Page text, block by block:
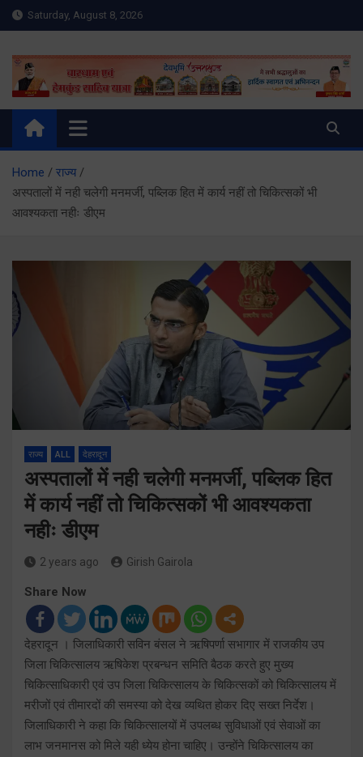
Skip
to
Saturday, August 8, 2026
Meru Raibar | Uttarakhand
News | Uttarkashi News
meruraibar.com
Home
राज्य
अस्पतालों में नही चलेगी मनमर्जी, पब्लिक हित में कार्य नहीं तो चिकित्सकों भी
आवश्यकता नहीः डीएम
राज्य ALL देहरादून
अस्पतालों में नही चलेगी मनमर्जी, पब्लिक हित
में कार्य नहीं तो चिकित्सकों भी आवश्यकता
नहीः डीएम
2 years ago Girish Gairola
Share Now
देहरादून । जिलाधिकारी सविन बंसल ने ऋषिपर्णा सभागार में राजकीय उप
जिला चिकित्सालय ऋषिकेश प्रबन्धन समिति बैठक करते हुए मुख्य
चिकित्साधिकारी एवं उप जिला चिकित्सालय के चिकित्सकों को चिकित्सालय में
मरीजों एवं तीमारदों की समस्या को देख व्यथित होकर दिए सख्त निर्देश।
जिलाधिकारी ने कहा कि चिकित्सालयों में उपलब्ध सुविधाओं एवं सेवाओं का
लाभ जनमानस को मिले यही ध्येय होना चाहिए। उन्होंने चिकित्सालय का